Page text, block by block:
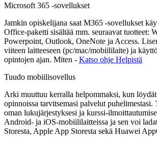
Microsoft 365 -sovellukset
Jamkin opiskelijana saat M365 -sovellukset
Office-paketti sisältää mm. seuraavat tuotteet:
Powerpoint, Outlook, OneNote ja Access.
viiteen laitteeseen (pc/mac/mobiililaite) ja
opintojen ajan. Miten - Katso ohje Helpistä
Tuudo mobiilisovellus
Arki muuttuu kerralla helpommaksi, kun
opinnoissa tarvitsemasi palvelut puhelimestasi.
oman lukujärjestyksesi ja kurssi-
Android- ja iOS-mobiililaitteissa ja sen voi
Storesta, Apple App Storesta sekä Huawei